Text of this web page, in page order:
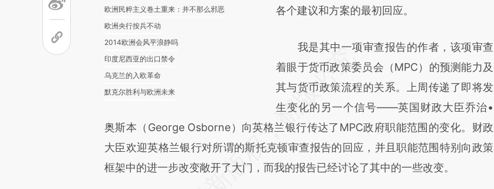
欧洲民粹主义卷土重来：并不那么邪恶
欧洲央行按兵不动
2014欧洲会风平浪静吗
印度尼西亚的出口禁令
乌克兰的入欧革命
默克尔胜利与欧洲未来
各个建议和方案的最初回应。
我是其中一项审查报告的作者，该项审查
着眼于货币政策委员会（MPC）的预测能力及
其与货币政策流程的关系。上周传递了即将发
生变化的另一个信号——英国财政大臣乔治•
奥斯本（George Osborne）向英格兰银行传达了MPC政府职能范围的变化。财政
大臣欢迎英格兰银行对所谓的斯托克顿审查报告的回应，并且职能范围特别向政策
框架中的进一步改变敞开了大门，而我的报告已经讨论了其中的一些改变。